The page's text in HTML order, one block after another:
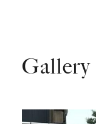
Gallery